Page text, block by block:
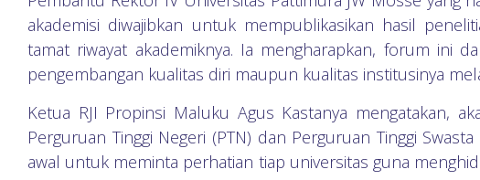
akademisi diwajibkan untuk mempublikasikan hasil
tamat riwayat akademiknya. Ia mengharapkan, forum ini
pengembangan kualitas diri maupun kualitas institusinya
Ketua RJI Propinsi Maluku Agus Kastanya mengatakan,
Perguruan Tinggi Negeri (PTN) dan Perguruan Tinggi
awal untuk meminta perhatian tiap universitas guna